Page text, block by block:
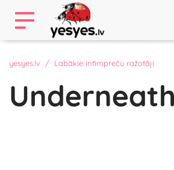
yesyes.lv Labākie intīmpreču ražotāji
Underneath